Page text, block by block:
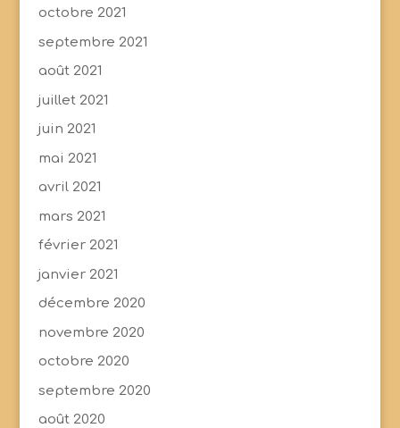
octobre 2021
septembre 2021
août 2021
juillet 2021
juin 2021
mai 2021
avril 2021
mars 2021
février 2021
janvier 2021
décembre 2020
novembre 2020
octobre 2020
septembre 2020
août 2020